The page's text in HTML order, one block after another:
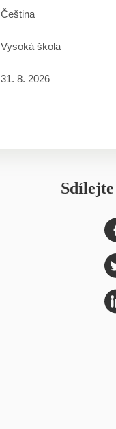
Čeština
Vysoká škola
31. 8. 2026